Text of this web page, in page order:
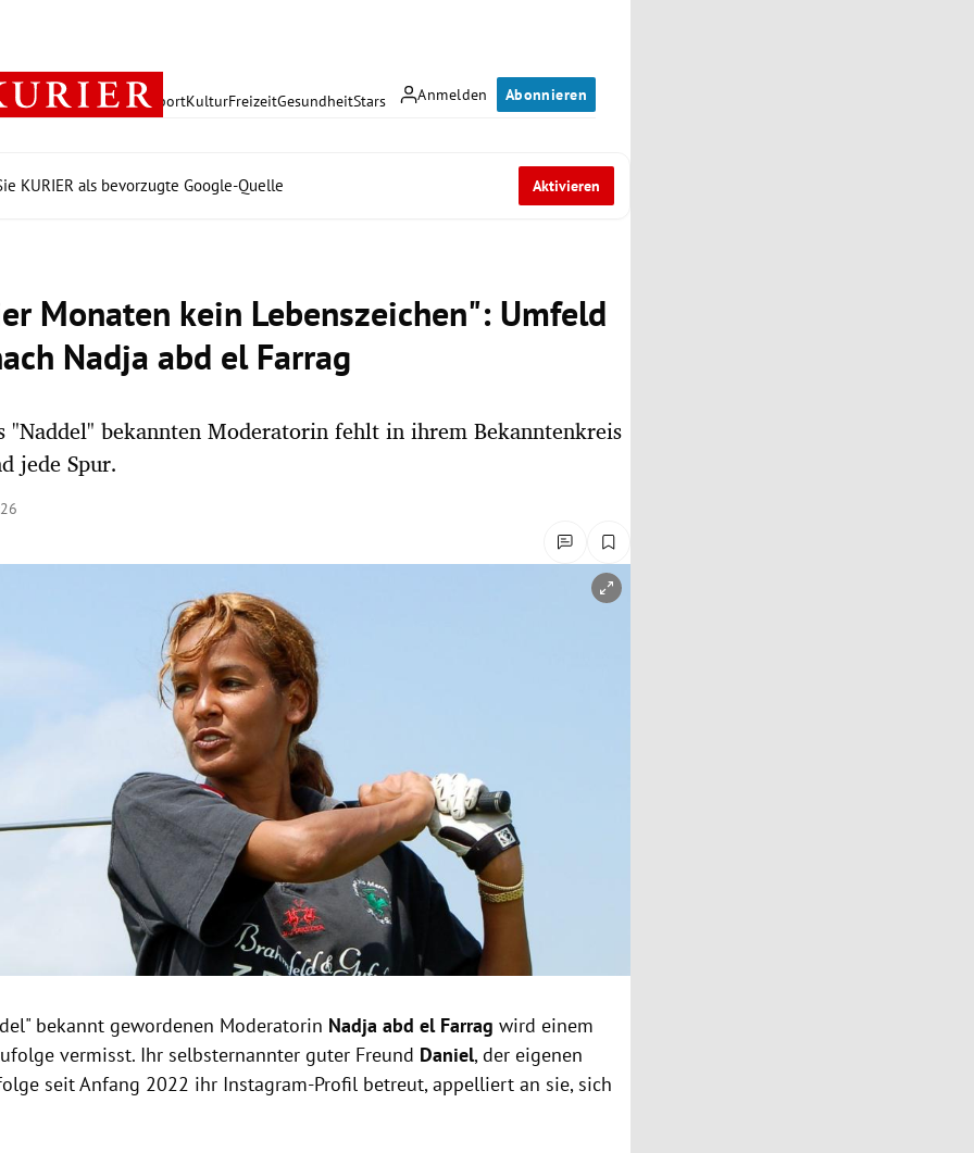
Anmelden Abonnieren
PolitikWirtschaft SportKulturFreizeitGesundheitStars
KURIER als bevorzugte Google-Quelle Aktivieren
Monaten kein Lebenszeichen": Umfeld
Nadja abd el Farrag
"Naddel" bekannten Moderatorin fehlt in ihrem Bekanntenkreis
jede Spur.
öffnen/schließen
bekannt gewordenen Moderatorin Nadja abd el Farrag wird einem
vermisst. Ihr selbsternannter guter Freund Daniel, der eigenen
seit Anfang 2022 ihr Instagram-Profil betreut, appelliert an sie, sich